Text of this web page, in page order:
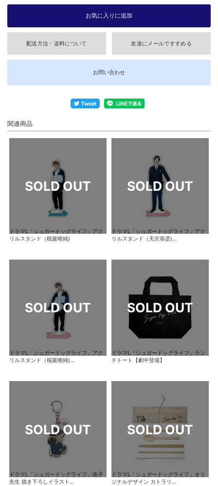
配送方法・送料について 友達にメールですすめる
お問い合わせ
関連商品
ドラマL「シュガードッグライフ」アク
リルスタンド（桜庭唯純)
ドラマL「シュガードッグライフ」アク
リルスタンド（天沢恭丞)...
ドラマL「シュガードッグライフ」アク
リルスタンド（桜庭唯純)...
ドラマL「シュガードッグライフ」ラン
チトート【劇中登場】
ドラマL「シュガードッグライフ」依子
先生 描き下ろしイラスト...
ドラマL「シュガードッグライフ」オリ
ジナルデザイン カトラリ...